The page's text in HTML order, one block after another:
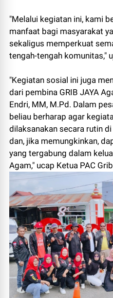
"Melalui kegiatan ini, kami
manfaat bagi masyarakat
sekaligus memperkuat
tengah-tengah komunitas,"
"Kegiatan sosial ini juga
dari pembina GRIB JAYA
Endri, MM, M.Pd. Dalam
beliau berharap agar
dilaksanakan secara rutin
dan, jika memungkinkan,
yang tergabung dalam
Agam," ucap Ketua PAC